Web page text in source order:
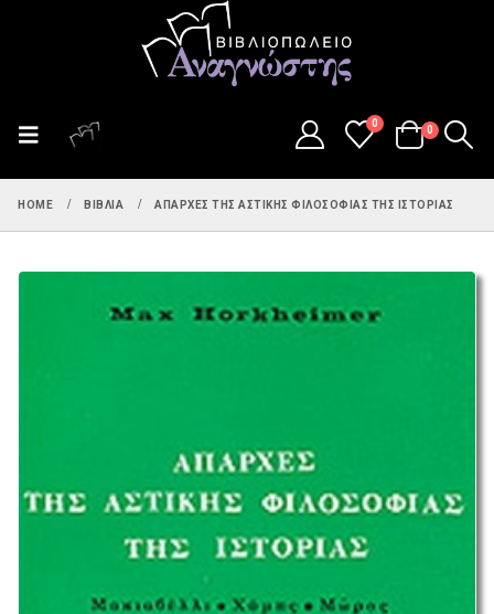
0
0
HOME ΒΙΒΛΊΑ ΑΠΑΡΧΕΣ ΤΗΣ ΑΣΤΙΚΗΣ ΦΙΛΟΣΟΦΙΑΣ ΤΗΣ ΙΣΤΟΡΙΑΣ